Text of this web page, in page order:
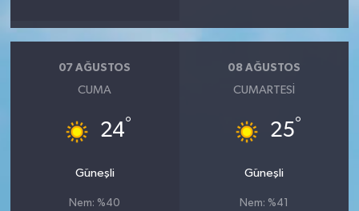
07 AĞUSTOS
CUMA
24°
Güneşli
Nem: %40
08 AĞUSTOS
CUMARTESI
25°
Güneşli
Nem: %41